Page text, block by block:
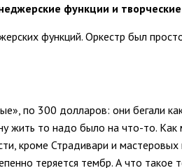
функции и
функций. Оркестр был
по 300 долларов: они бегали
жить то надо было на что-то.
кроме Страдивари и
теряется тембр. А что